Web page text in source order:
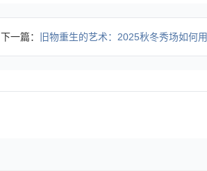
下一篇： 旧物重生的艺术：2025秋冬秀场如何用废料谱写时尚新篇